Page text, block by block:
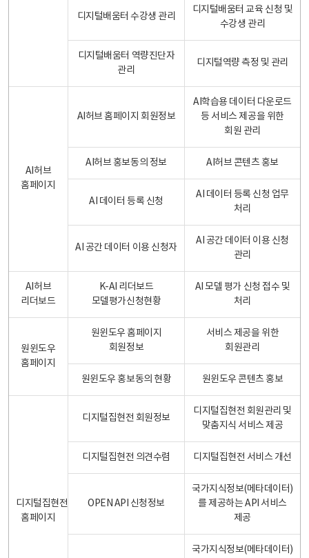
디지털배움터 수강생 관리
디지털배움터 교육 신청 및
수강생 관리
디지털배움터 역량진단자
관리
디지털역량 측정 및 관리
AI허브
홈페이지
AI허브 홈페이지 회원정보
AI학습용 데이터 다운로드
등 서비스 제공을 위한
회원 관리
AI허브 홍보동의 정보 AI허브 콘텐츠 홍보
AI 데이터 등록 신청
AI 데이터 등록 신청 업무
처리
AI 공간 데이터 이용 신청자
AI 공간 데이터 이용 신청
관리
AI허브
리더보드
K-AI 리더보드
모델평가신청현황
AI 모델 평가 신청 접수 및
처리
원윈도우
홈페이지
원윈도우 홈페이지
회원정보
서비스 제공을 위한
회원관리
원윈도우 홍보동의 현황 원윈도우 콘텐츠 홍보
디지털집현전
홈페이지
디지털집현전 회원정보
디지털집현전 회원관리 및
맞춤지식 서비스 제공
디지털집현전 의견수렴 디지털집현전 서비스 개선
OPEN API 신청정보
국가지식정보(메타데이터)
를 제공하는 API 서비스
제공
국가지식정보(메타데이터)